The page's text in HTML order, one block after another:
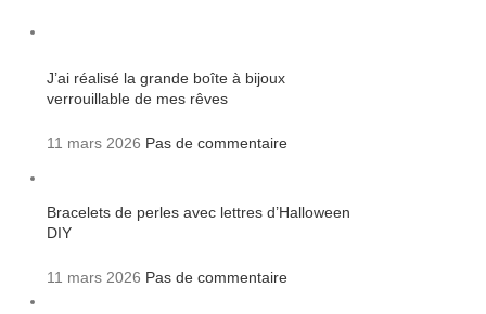
J’ai réalisé la grande boîte à bijoux
verrouillable de mes rêves
11 mars 2026 Pas de commentaire
Bracelets de perles avec lettres d’Halloween
DIY
11 mars 2026 Pas de commentaire